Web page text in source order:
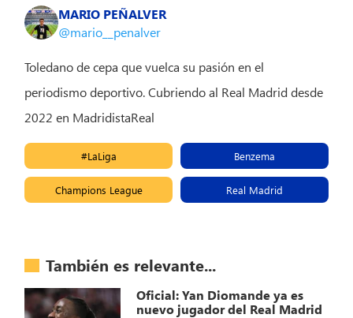
MARIO PEÑALVER
@mario__penalver
Toledano de cepa que vuelca su pasión en el
periodismo deportivo. Cubriendo al Real Madrid desde
2022 en MadridistaReal
#LaLiga Benzema
Champions League Real Madrid
También es relevante...
Oficial: Yan Diomande ya es
nuevo jugador del Real Madrid